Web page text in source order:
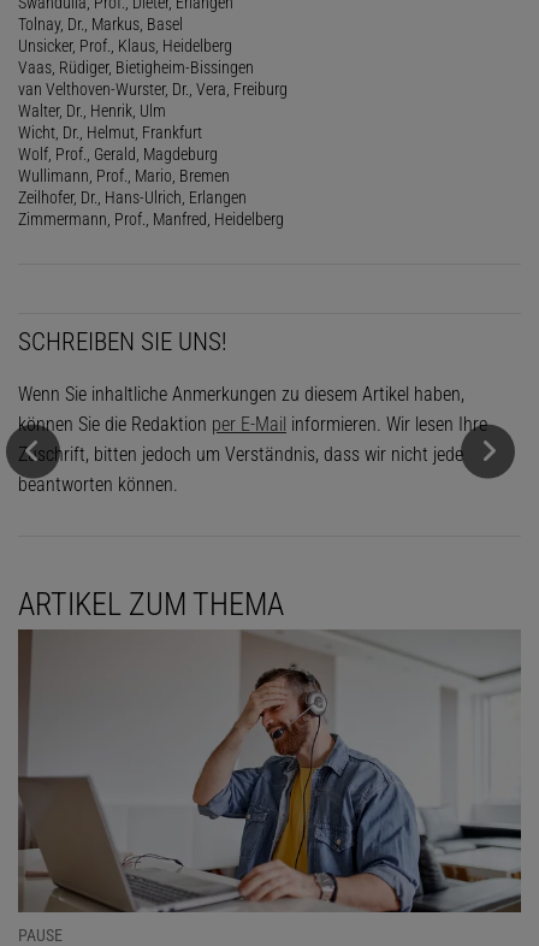
Tolnay, Dr., Markus, Basel
Unsicker, Prof., Klaus, Heidelberg
Vaas, Rüdiger, Bietigheim-Bissingen
van Velthoven-Wurster, Dr., Vera, Freiburg
Walter, Dr., Henrik, Ulm
Wicht, Dr., Helmut, Frankfurt
Wolf, Prof., Gerald, Magdeburg
Wullimann, Prof., Mario, Bremen
Zeilhofer, Dr., Hans-Ulrich, Erlangen
Zimmermann, Prof., Manfred, Heidelberg
SCHREIBEN SIE UNS!
Wenn Sie inhaltliche Anmerkungen zu diesem Artikel haben,
können Sie die Redaktion per E-Mail informieren. Wir lesen Ihre
Zuschrift, bitten jedoch um Verständnis, dass wir nicht jede
beantworten können.
ARTIKEL ZUM THEMA
PAUSE